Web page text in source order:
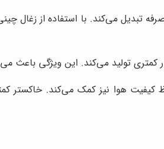
تبدیل می‌کند. با استفاده از زغال
تولید می‌کند. این ویژگی باعث
کیفیت هوا نیز کمک می‌کند.